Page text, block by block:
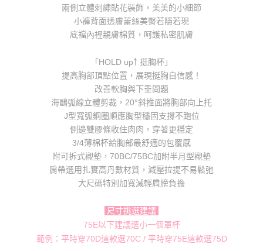
４．使用「AFTEE先享後付」時，將依據個別帳號之用戶狀況，依本公司即
時審查核予不同之上限額度；若仍有額度不足之情形，本公司將視審查結果
請求用戶進行身份認證。
５．嚴禁一人註冊多個帳號或使用他人資訊註冊。若發現惡意使用之情形，
兩側立體刺繡貼花裝飾，美美的小細節
小褲背面透膚蕾絲美臀若隱若現
底襠內裡親膚棉質，呵護私密肌膚
「HOLD up￪ 挺胸杯」
提高胸部頂點位置，展現挺胸自信感！
改善軟胸與下垂問題
海鷗弧線立體剪裁，20°斜推面將胸部向上托
J型寬弧鋼圈順應胸型穩固支撐不跑位
側邊雙膠條收住肉肉，穿著更穩定
3/4薄棉杯給胸部最舒適的包覆感
附可拆式襯墊，70BC/75BC加附半月型襯墊
肩帶選用扎實高丹數材質，減壓拉提不易鬆弛
大尺碼特別加寬減輕肩膀負擔
尺寸挑選建議
75E以下建議選小一個罩杯
範例：平時穿70D這款選70C / 平時穿75E這款選75D